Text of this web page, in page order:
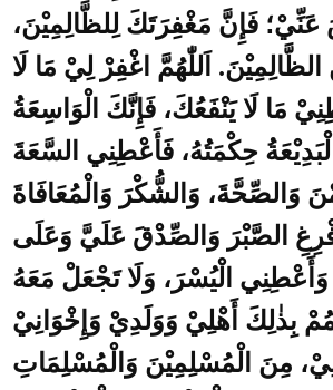
عَنِّيْ؛ فَإِنَّ مَغْفِرَتَكَ لِلظَّالِمِيْنَ،
الظَّالِمِيْنَ. اَللّٰهُمَّ اغْفِرْ لِيْ مَا لَا
مَا لَا يَنْفَعُكَ، فَإِنَّكَ الْوَاسِعَةُ
حِكْمَتُهُ، فَأَعْطِنِي السَّعَةَ
وَالصِّحَّةَ، وَالشُّكْرَ وَالْمُعَافَاةَ
الصَّبْرَ وَالصِّدْقَ عَلَيَّ وَعَلَى
وَأَعْطِنِي الْيُسْرَ، وَلَا تَجْعَلْ مَعَهُ
بِذٰلِكَ أَهْلِيْ وَوَلَدِيْ وَإِخْوَانِيْ
مِنَ الْمُسْلِمِيْنَ وَالْمُسْلِمَاتِ